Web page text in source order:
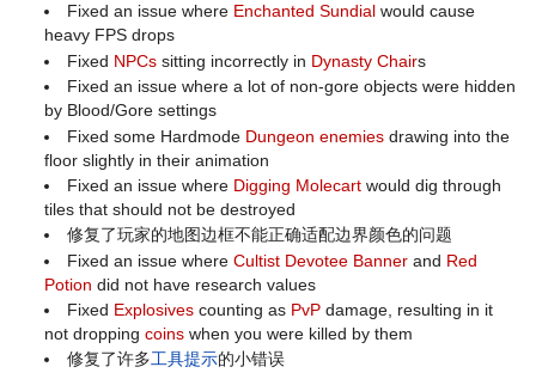
Fixed an issue where Enchanted Sundial would cause
heavy FPS drops
Fixed NPCs sitting incorrectly in Dynasty Chairs
Fixed an issue where a lot of non-gore objects were hidden
by Blood/Gore settings
Fixed some Hardmode Dungeon enemies drawing into the
floor slightly in their animation
Fixed an issue where Digging Molecart would dig through
tiles that should not be destroyed
修复了玩家的地图边框不能正确适配边界颜色的问题
Fixed an issue whereCultist Devotee Banner and Red
Potion did not have research values
Fixed Explosives counting as PvP damage, resulting in it
not droppingcoins when you were killed by them
修复了许多工具提示的小错误